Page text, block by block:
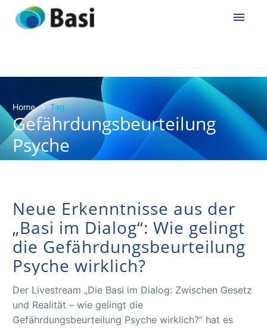
Home Tag
Gefährdungsbeurteilung
Psyche
Neue Erkenntnisse aus der
„Basi im Dialog“: Wie gelingt
die Gefährdungsbeurteilung
Psyche wirklich?
Der Livestream „Die Basi im Dialog: Zwischen Gesetz
und Realität – wie gelingt die
Gefährdungsbeurteilung Psyche wirklich?“ hat es